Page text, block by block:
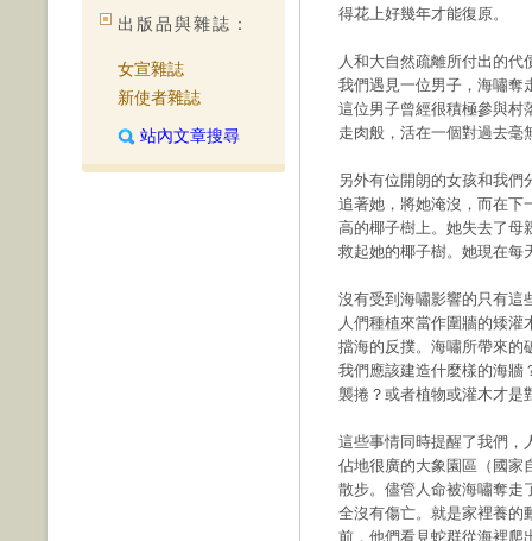
出版品與雜誌：
女宣雜誌
新使者雜誌
站內文章搜尋
得花上好幾年才能復原。
人和大自然疏離所付出的代
我們遇見一位男子，海嘯奪
這位男子曾經很積極參與村
走肉般，活在一個對過去毫
另外有位開朗的女孩和我
追著她，將她淹沒，而在下
高的椰子樹上。她失去了
救起她的椰子樹。她現在每
沒有受到海嘯影響的只有這
人們種植來當作圍牆的矮
擋海的反撲。海嘯所帶來的
我們應該建造什麼樣的海牆
襲捲？或者植物或灌木才是
這些事情同時提醒了我們，
佔地很廣的大象園區（國家
散步。儘管人命被海嘯奪走
全沒有傷亡。就是家裡養的
前，他們看見蛇群從海裡爬